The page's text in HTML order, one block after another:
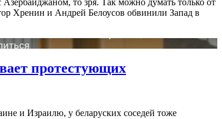
то зря. Так можно думать только от
Хренин и Андрей Белоусов обвинили Запад в
протестующих
и Израилю, у беларуских соседей тоже